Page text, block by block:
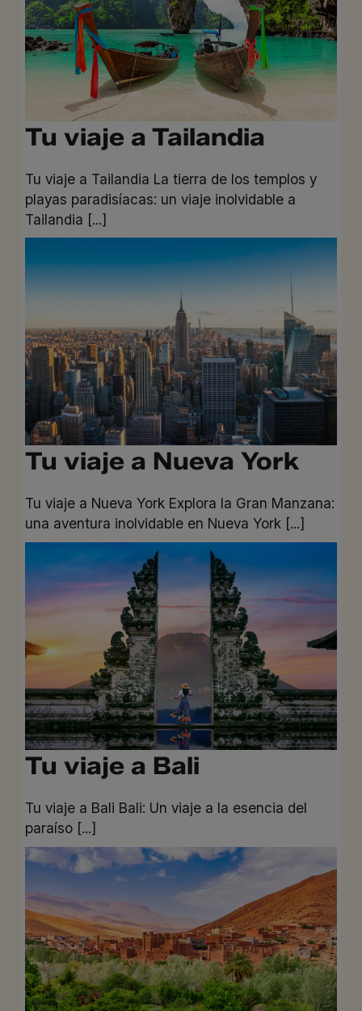
Tu viaje a Tailandia
Tu viaje a Tailandia La tierra de los templos y
playas paradisíacas: un viaje inolvidable a
Tailandia [...]
Tu viaje a Nueva York
Tu viaje a Nueva York Explora la Gran Manzana:
una aventura inolvidable en Nueva York [...]
Tu viaje a Bali
Tu viaje a Bali Bali: Un viaje a la esencia del
paraíso [...]